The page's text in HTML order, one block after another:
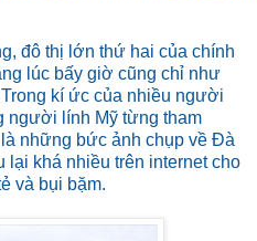
đô thị lớn thứ hai của chính
lúc bấy giờ cũng chỉ như
kí ức của nhiều người
người lính Mỹ từng tham
những bức ảnh chụp về Đà
lại khá nhiều trên internet cho
và bụi bặm.